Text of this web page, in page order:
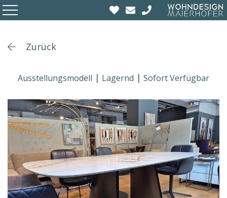
Zurück
Ausstellungsmodell Lagernd Sofort Verfügbar